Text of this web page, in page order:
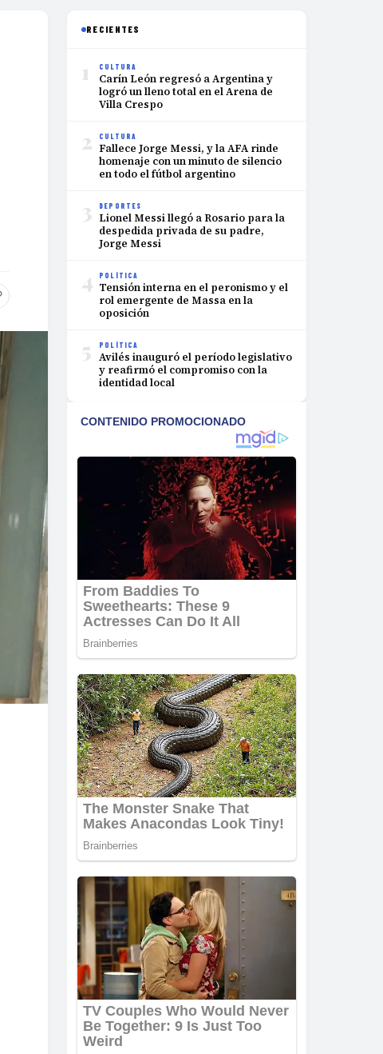
RECIENTES
1 CULTURA
Carín León regresó a Argentina y
logró un lleno total en el Arena de
Villa Crespo
2 CULTURA
Fallece Jorge Messi, y la AFA rinde
homenaje con un minuto de silencio
en todo el fútbol argentino
3 DEPORTES
Lionel Messi llegó a Rosario para la
despedida privada de su padre,
Jorge Messi
4 POLÍTICA
Tensión interna en el peronismo y el
rol emergente de Massa en la
oposición
5 POLÍTICA
Avilés inauguró el período legislativo
y reafirmó el compromiso con la
identidad local